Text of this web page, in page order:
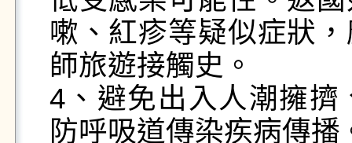
嗽、紅疹等疑似症狀
師旅遊接觸史。
4、避免出入人潮擁擠
防呼吸道傳染疾病傳播